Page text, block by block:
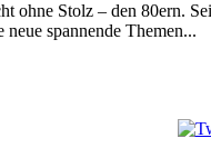
ohne Stolz – den 80ern.
spannende Themen...